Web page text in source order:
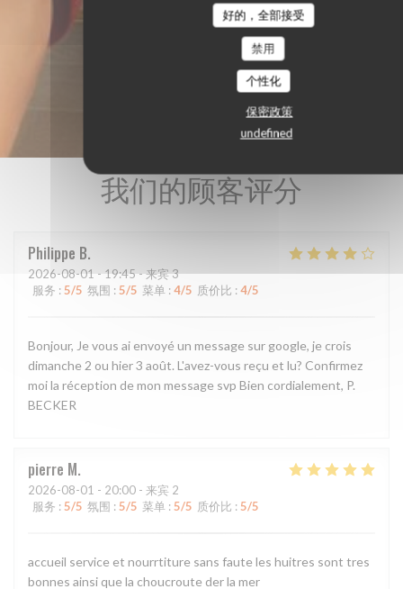
好的，全部接受
禁用
个性化
保密政策
undefined
我们的顾客评分
Philippe B
2026-08-01 - 19:45 - 来宾 3
服务 :5/5 氛围 : 5/5 菜单 :4/5 质价比 : 4/5
Bonjour, Je vous ai envoyé un message sur google, je crois
dimanche 2 ou hier 3 août. L'avez-vous reçu et lu? Confirmez
moi la réception de mon message svp Bien cordialement, P.
BECKER
pierre M
2026-08-01 - 20:00 - 来宾 2
服务 : 5/5 氛围 : 5/5 菜单 : 5/5 质价比 : 5/5
accueil service et nourrtiture sans faute les huitres sont tres
bonnes ainsi que la choucroute der la mer